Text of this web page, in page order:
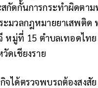
กัดกั้นการกระทำผิดตาม
มวลกฎหมายยาเสพติด
หมู่ที่ 15 ตำบลเทอดไทย
ดเชียงราย
ได้ตรวจพบรถต้องสงสั